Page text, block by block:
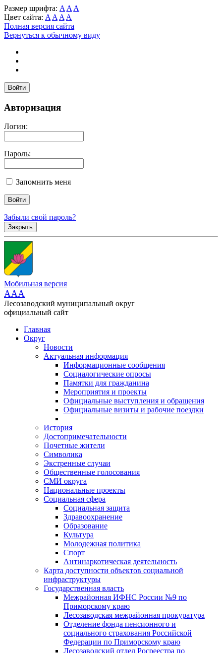
Размер шрифта: A A A
Цвет сайта: A A A A
Полная версия сайта
Вернуться к обычному виду
Войти
Авторизация
Логин:
Пароль:
Запомнить меня
Забыли свой пароль?
Закрыть
Мобильная версия
AAA
Лесозаводский муниципальный округ
официальный сайт
Главная
Округ
Новости
Актуальная информация
Информационные сообщения
Социалогические опросы
Памятки для гражданина
Мероприятия и проекты
Официальные выступления и обращения
Официальные визиты и рабочие поездки
История
Достопримечательности
Почетные жители
Символика
Экстренные случаи
Общественные голосования
СМИ округа
Национальные проекты
Социальная сфера
Социальная защита
Здравоохранение
Образование
Культура
Молодежная политика
Спорт
Антинаркотическая деятельность
Карта доступности объектов социальной
инфраструктуры
Государственная власть
Межрайонная ИФНС России №9 по
Приморскому краю
Лесозаводская межрайонная прокуратура
Отделение фонда пенсионного и
социального страхования Российской
Федерации по Приморскому краю
Лесозаводский отдел Росреестра по